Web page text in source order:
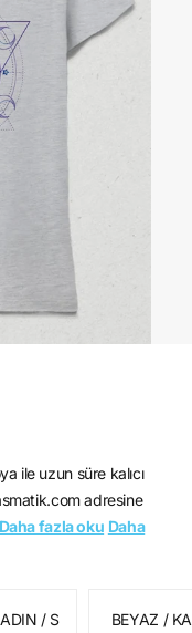
ile uzun süre kalıcı
adresine
Daha fazla oku Daha
/ S BEYAZ /